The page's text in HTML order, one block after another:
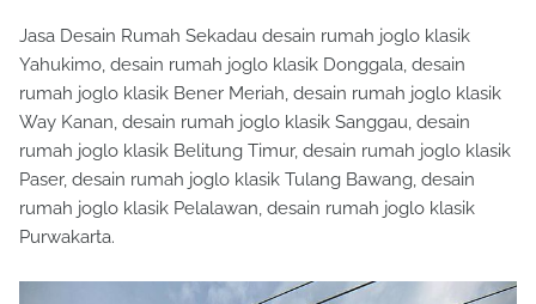
Jasa Desain Rumah Sekadau desain rumah joglo klasik
Yahukimo, desain rumah joglo klasik Donggala, desain
rumah joglo klasik Bener Meriah, desain rumah joglo klasik
Way Kanan, desain rumah joglo klasik Sanggau, desain
rumah joglo klasik Belitung Timur, desain rumah joglo klasik
Paser, desain rumah joglo klasik Tulang Bawang, desain
rumah joglo klasik Pelalawan, desain rumah joglo klasik
Purwakarta.